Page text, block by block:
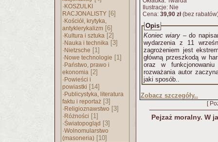
· KOSZULKI
RACJONALISTY [6]
· Kościół, krytyka,
antyklerykalizm [6]
· Kultura i sztuka [2]
· Nauka i technika [3]
· Nietzsche [1]
· Nowe technologie [1]
· Państwo, prawo i
ekonomia [2]
· Powieści i
powiastki [14]
· Publicystyka, literatura
faktu i reportaż [3]
· Religioznawstwo [3]
· Różności [1]
·Światopogląd [3]
·Wolnomularstwo
(masoneria) [10]
Ilustracje: Nie
Cena: 39,90 zł(bez
Opis
Koniec wiary – do
wydarzenia z 11
zagrożeniem jest
główną przeszkodą w
oraz w funkcjonowaniu
rozważania autor
jaki sposób..
Zobacz szczegóły..
[
Pejzaż moralny. W